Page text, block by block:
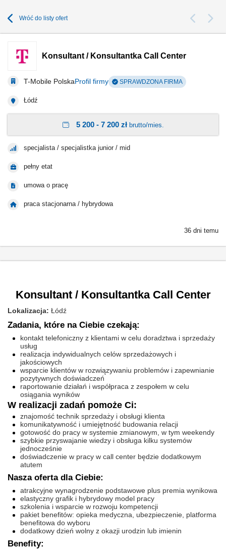
Wróć do listy ofert
Konsultant / Konsultantka Call Center
T-Mobile PolskaProfil firmy SPRAWDZONA FIRMA
Łódź
5 200 - 7 200 złbrutto/mies.
specjalista / specjalistka junior / mid
pełny etat
umowa o pracę
praca stacjonarna / hybrydowa
36 dni temu
Konsultant / Konsultantka Call Center
Lokalizacja: Łódź
Zadania, które na Ciebie czekają:
kontakt telefoniczny z klientami w celu doradztwa i sprzedaży
usług
realizacja indywidualnych celów sprzedażowych i
jakościowych
wsparcie klientów w rozwiązywaniu problemów i zapewnianie
pozytywnych doświadczeń
raportowanie działań i współpraca z zespołem w celu
osiągania wyników
W realizacji zadań pomoże Ci:
znajomość technik sprzedaży i obsługi klienta
komunikatywność i umiejętność budowania relacji
gotowość do pracy w systemie zmianowym, w tym weekendy
szybkie przyswajanie wiedzy i obsługa kilku systemów
jednocześnie
doświadczenie w pracy w call center będzie dodatkowym
atutem
Nasza oferta dla Ciebie:
atrakcyjne wynagrodzenie podstawowe plus premia wynikowa
elastyczny grafik i hybrydowy model pracy
szkolenia i wsparcie w rozwoju kompetencji
pakiet benefitów: opieka medyczna, ubezpieczenie, platforma
benefitowa do wyboru
dodatkowy dzień wolny z okazji urodzin lub imienin
Benefity: